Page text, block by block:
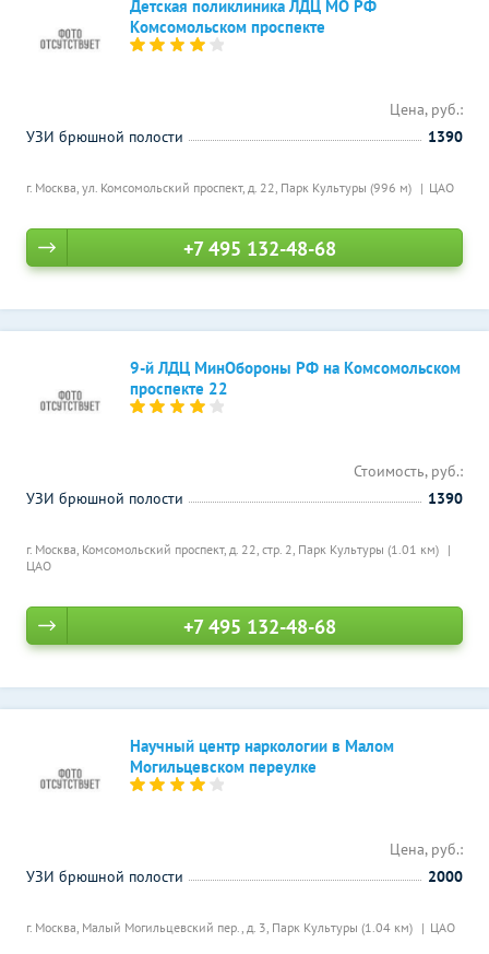
Детская поликлиника ЛДЦ МО РФ
Комсомольском проспекте
г. Москва, ул. Комсомольский проспект, д. 22, Парк Культуры (996 м) ЦАО
Цена, руб.:
УЗИ брюшной полости
1390
+7 495 132-48-68
9-й ЛДЦ МинОбороны РФ на Комсомольском
проспекте 22
г. Москва, Комсомольский проспект, д. 22, стр. 2, Парк Культуры (1.01 км)
ЦАО
Стоимость, руб.:
УЗИ брюшной полости
1390
+7 495 132-48-68
Научный центр наркологии в Малом
Могильцевском переулке
г. Москва, Малый Могильцевский пер., д. 3, Парк Культуры (1.04 км) ЦАО
Цена, руб.:
УЗИ брюшной полости
2000